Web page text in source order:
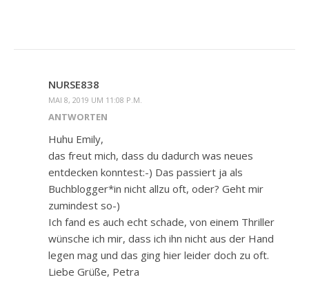
NURSE838
MAI 8, 2019 UM 11:08 P.M.
ANTWORTEN
Huhu Emily,
das freut mich, dass du dadurch was neues
entdecken konntest:-) Das passiert ja als
Buchblogger*in nicht allzu oft, oder? Geht mir
zumindest so-)
Ich fand es auch echt schade, von einem Thriller
wünsche ich mir, dass ich ihn nicht aus der Hand
legen mag und das ging hier leider doch zu oft.
Liebe Grüße, Petra